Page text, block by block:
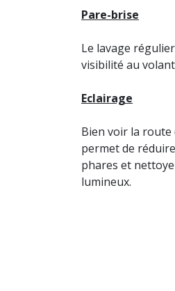
Pare-brise
Le lavage
visibilité au
Eclairage
Bien voir la route
permet de
phares et
lumineux.